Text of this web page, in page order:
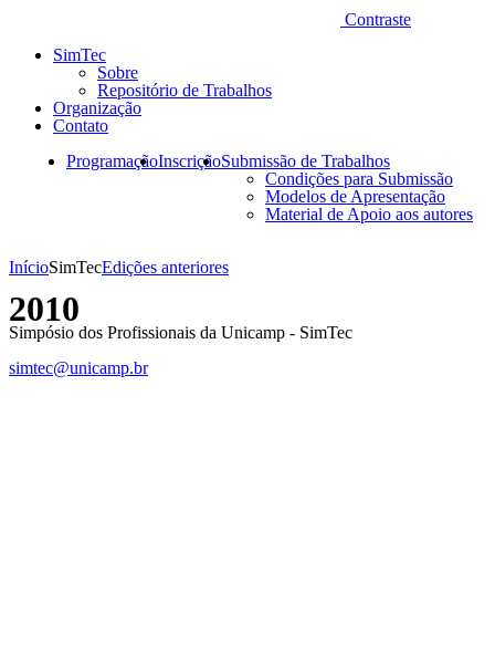
Contraste
SimTec
Sobre
Repositório de Trabalhos
Organização
Contato
ProgramaçãoInscriçãoSubmissão de Trabalhos
Condições para Submissão
Modelos de Apresentação
Material de Apoio aos autores
InícioSimTecEdições anteriores
2010
Simpósio dos Profissionais da Unicamp - SimTec
simtec@unicamp.br